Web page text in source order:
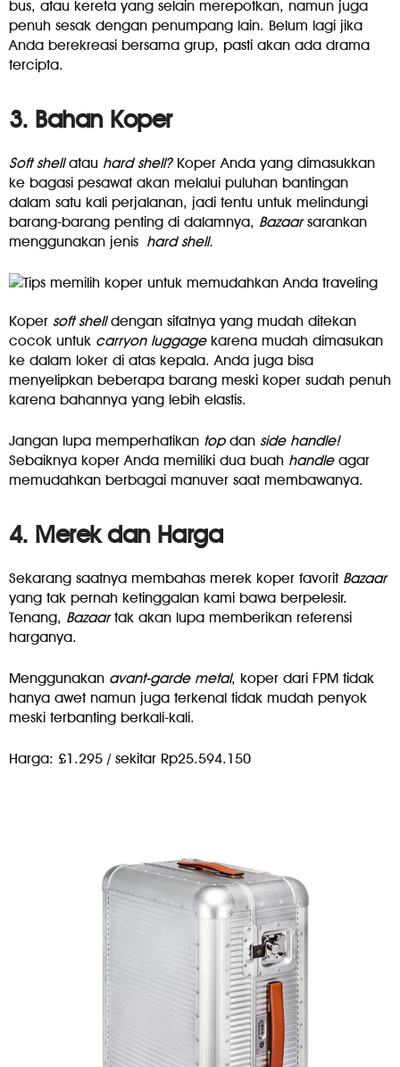
bus, atau kereta yang selain merepotkan, namun juga
penuh sesak dengan penumpang lain. Belum lagi jika
Anda berekreasi bersama grup, pasti akan ada drama
tercipta.
3. Bahan Koper
Soft shellatau hard shell?Koper Anda yang dimasukkan
ke bagasi pesawat akan melalui puluhan bantingan
dalam satu kali perjalanan, jadi tentu untuk melindungi
barang-barang penting di dalamnya, Bazaarsarankan
menggunakan jenis hard shell.
Koper soft shelldengan sifatnya yang mudah ditekan
cocok untuk carryon luggagekarena mudah dimasukan
ke dalam loker di atas kepala. Anda juga bisa
menyelipkan beberapa barang meski koper sudah penuh
karena bahannya yang lebih elastis.
Jangan lupa memperhatikan topdan side handle!
Sebaiknya koper Anda memiliki dua buah handleagar
memudahkan berbagai manuver saat membawanya.
4. Merek dan Harga
Sekarang saatnya membahas merek koper favorit Bazaar
yang tak pernah ketinggalan kami bawa berpelesir.
Tenang, Bazaartak akan lupa memberikan referensi
harganya.
Menggunakan avant-garde metal, koper dari FPM tidak
hanya awet namun juga terkenal tidak mudah penyok
meski terbanting berkali-kali.
Harga: £1.295 / sekitar Rp25.594.150